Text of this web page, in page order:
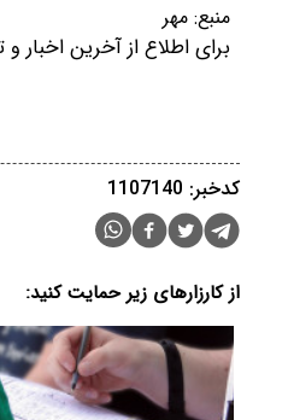
منبع: مهر
برای اطلاع از آخرین اخبار
کدخبر: 1107140
از کارزارهای زیر حمایت کنید: